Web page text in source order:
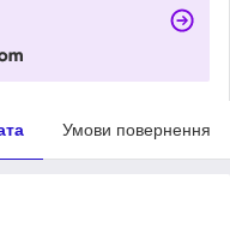
Умови повернення